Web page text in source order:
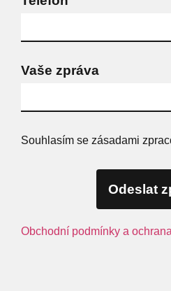
Vaše zpráva
Souhlasím se zásadami
Odeslat
Obchodní podmínky a